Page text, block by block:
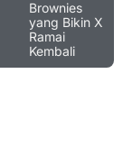
Brownies
yang Bikin X
Ramai
Kembali